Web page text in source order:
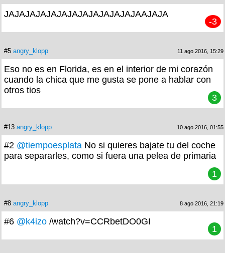
JAJAJAJAJAJAJAJAJAJAJAJAJAAJAJA
-3
#5 angry_klopp 11 ago 2016, 15:29
Eso no es en Florida, es en el interior de mi corazón
cuando la chica que me gusta se pone a hablar con
otros tios
3
#13 angry_klopp 10 ago 2016, 01:55
#2 @tiempoesplata No si quieres bajate tu del coche
para separarles, como si fuera una pelea de primaria
1
#8 angry_klopp 8 ago 2016, 21:19
#6 @k4izo /watch?v=CCRbetDO0GI
1